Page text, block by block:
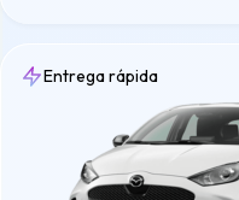
Entrega rápida